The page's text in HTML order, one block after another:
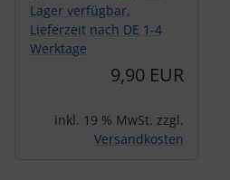
Lager verfügbar,
Lieferzeit nach DE 1-4
Werktage
9,90 EUR
inkl. 19 % MwSt. zzgl.
Versandkosten